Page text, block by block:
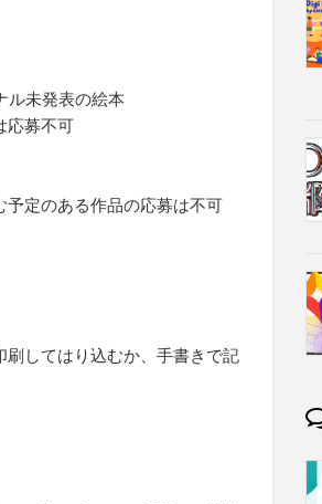
ル未発表の絵本
応募不可
定のある作品の応募は不可
してはり込むか、手書きで記